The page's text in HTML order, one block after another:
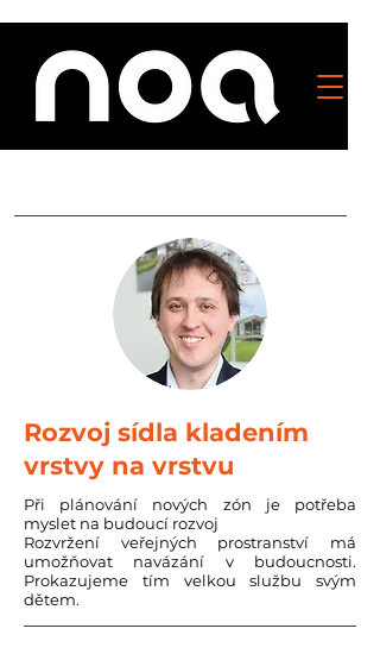
Rozvoj sídla kladením
vrstvy na vrstvu
Při plánování nových zón je potřeba
myslet na budoucí rozvoj
Rozvržení veřejných prostranství má
umožňovat navázání v budoucnosti.
Prokazujeme tím velkou službu svým
dětem.